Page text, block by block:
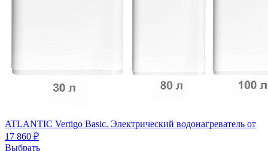
ATLANTIC Vertigo Basic. Электрический водонагреватель от
17 860 ₽
Выбрать